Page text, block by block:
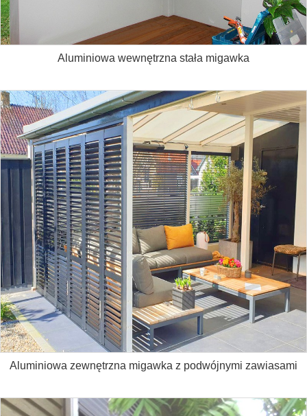
Aluminiowa wewnętrzna stała migawka
Aluminiowa zewnętrzna migawka z podwójnymi zawiasami